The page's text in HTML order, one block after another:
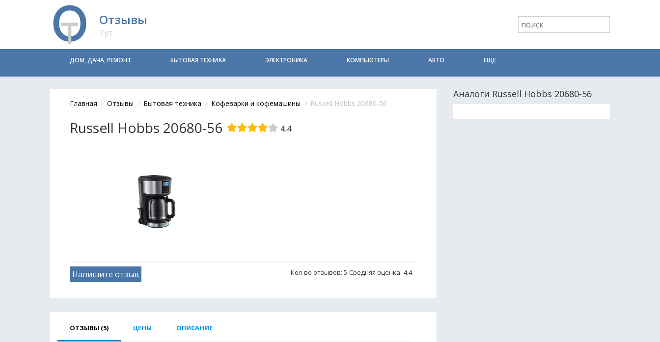
Отзывы
Тут
ДОМ, ДАЧА, РЕМОНТ БЫТОВАЯ ТЕХНИКА ЭЛЕКТРОНИКА КОМПЬЮТЕРЫ АВТО ЕЩЕ
Главная Отзывы Бытовая техника Кофеварки и кофемашины Russell Hobbs 20680-56
Russell Hobbs 20680-56 4.4
Кол-во отзывов: 5 Средняя оценка: 4.4
Напишите отзыв
ОТЗЫВЫ (5) ЦЕНЫ ОПИСАНИЕ
Аналоги Russell Hobbs 20680-56